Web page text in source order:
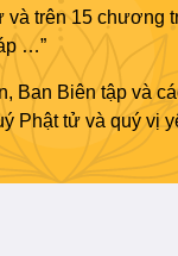
trên 15 chương
…”
Ban Biên tập và
Phật tử và quý vị